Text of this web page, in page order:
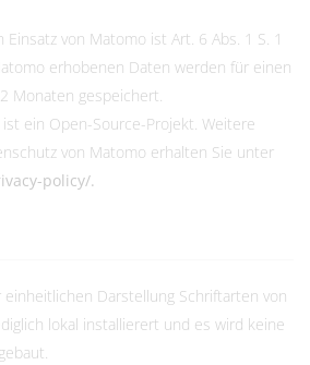
von Matomo ist Art. 6 Abs. 1 S. 1
erhobenen Daten werden für einen
Monaten gespeichert.
ein Open-Source-Projekt. Weitere
von Matomo erhalten Sie unter
policy/.
Darstellung Schriftarten von
lokal installierert und es wird keine